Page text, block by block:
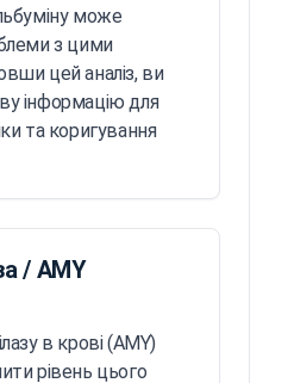
може
з цими
цей аналіз, ви
інформацію для
та коригування
/ AMY
в крові (AMY)
рівень цього